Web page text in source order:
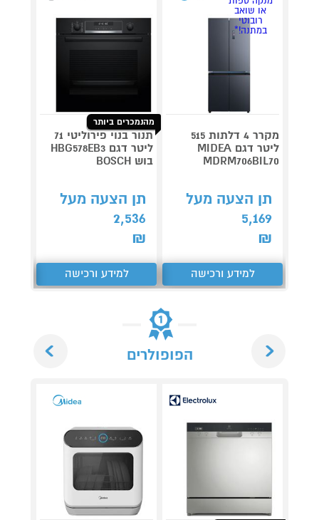
או שואב
רובוטי
במתנה!*
מקרר 4 דלתות 515
ליטר דגם MIDEA
MDRM706BIL70
תן הצעה מעל
5,169
₪
למידע ורכישה
מהנמכרים ביותר
תנור בנוי פירוליטי 71
ליטר דגם HBG578EB3
בוש BOSCH
תן הצעה מעל
2,536
₪
למידע ורכישה
הפופולרים